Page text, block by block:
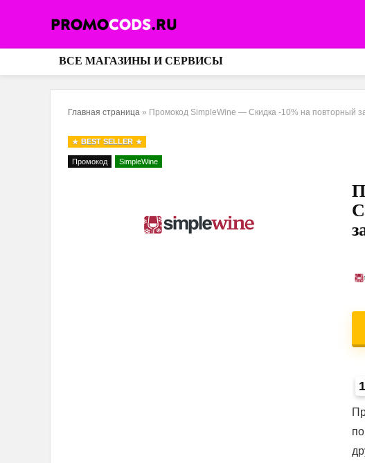
ВСЕ МАГАЗИНЫ И СЕРВИСЫ
Главная страница » Промокод SimpleWine — Скидка -10% на повторный
BEST SELLER
Промокод SimpleWine
1
7